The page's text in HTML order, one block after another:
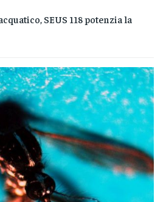
SEUS 118 potenzia la